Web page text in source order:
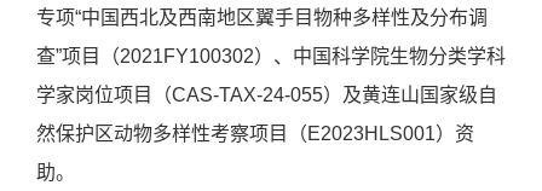
专项“中国西北及西南地区翼手目物种多样性及分布调
查”项目（2021FY100302）、中国科学院生物分类学科
学家岗位项目（CAS-TAX-24-055）及黄连山国家级自
然保护区动物多样性考察项目（E2023HLS001）资
助。